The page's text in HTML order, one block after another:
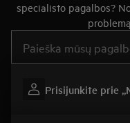
specialisto pagalbos?
Prisijunkite prie